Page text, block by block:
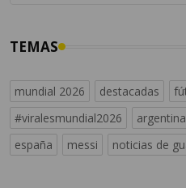
TEMAS
mundial 2026 destacadas
#viralesmundial2026
argentina
españa
messi noticias de